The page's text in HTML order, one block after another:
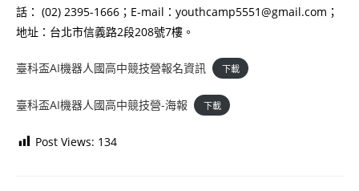
話： (02) 2395-1666；E-mail：youthcamp5551@gmail.com；
地址：台北市信義路2段208號7樓。
臺科盃AI機器人國高中競技營報名資訊 下載
臺科盃AI機器人國高中競技營-海報 下載
Post Views: 134